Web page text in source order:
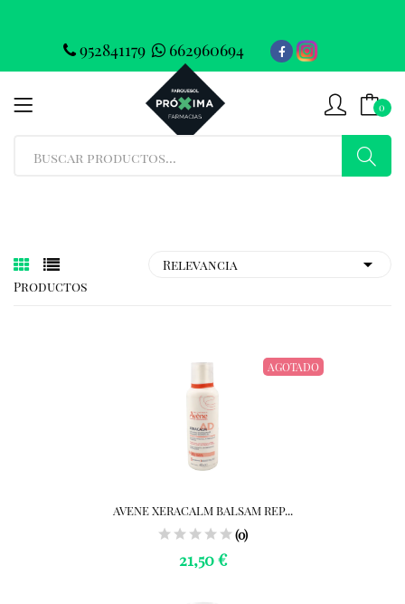
952841179 662960694
0
Productos
AGOTADO
AVENE XERACALM BALSAM REP...
(0)
21,50 €